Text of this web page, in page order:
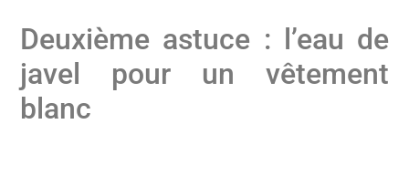
Deuxième astuce : l’eau de
javel pour un vêtement
blanc